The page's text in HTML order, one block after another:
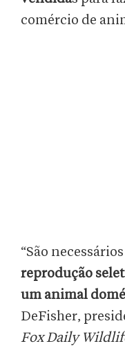
comércio de
“São necessários
reprodução
um animal
DeFisher,
Fox Daily